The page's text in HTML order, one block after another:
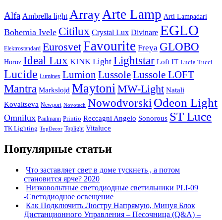
Alfa Ambrella light ArrayArte Lamp Arti Lampadari
Bohemia Ivele Citilux Crystal Lux Divinare EGLO
Elektrostandard EurosvetFavourite Freya GLOBO
Horoz Ideal Lux KINK Light Lightstar Loft IT Lucia Tucci
Lucide Luminex Lumion LussoleLussole LOFT
Mantra Markslojd MaytoniMW-Light Natali
Kovaltseva Newport Novotech Nowodvorski Odeon Light
Omnilux Paulmann Printio Reccagni Angelo Sonorous ST Luce
TK Lighting TopDecor Toplight Vitaluce
Популярные статьи
Что заставляет свет в доме тускнеть , а потом
становится ярче? 2020
Низковольтные светодиодные светильники PLI-09
-Светодиодное освещение
Как Подключить Люстру Напрямую, Минуя Блок
Дистанционного Управления – Песочница (Q&A) –